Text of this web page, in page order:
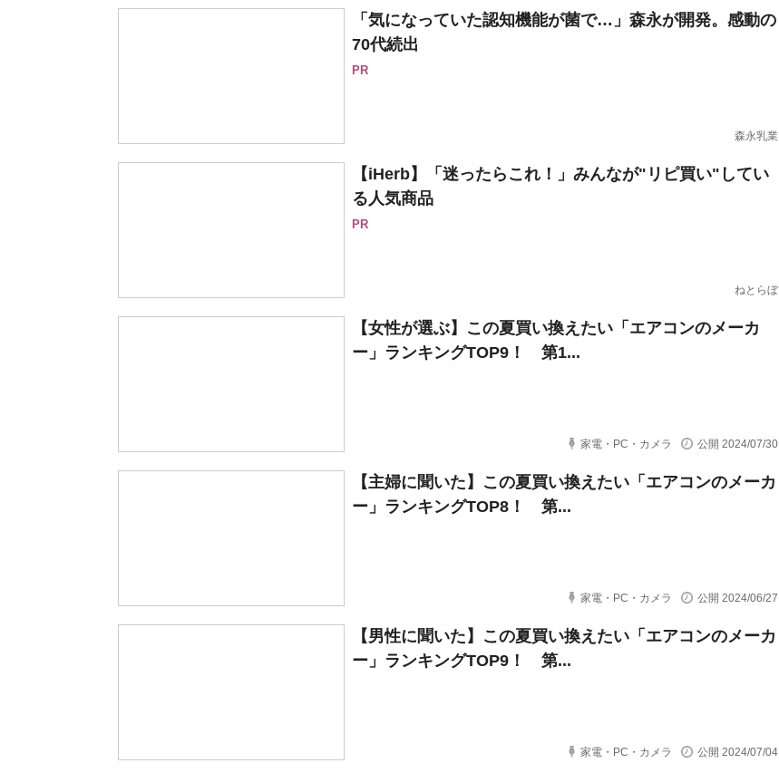
「気になっていた認知機能が菌で…」森永が開発。感動の
70代続出
PR
森永乳業
【iHerb】「迷ったらこれ！」みんなが"リピ買い"してい
る人気商品
PR
ねとらぼ
【女性が選ぶ】この夏買い換えたい「エアコンのメーカ
ー」ランキングTOP9！ 第1...
家電・PC・カメラ 公開 2024/07/30
【主婦に聞いた】この夏買い換えたい「エアコンのメーカ
ー」ランキングTOP8！ 第...
家電・PC・カメラ 公開 2024/06/27
【男性に聞いた】この夏買い換えたい「エアコンのメーカ
ー」ランキングTOP9！ 第...
家電・PC・カメラ 公開 2024/07/04